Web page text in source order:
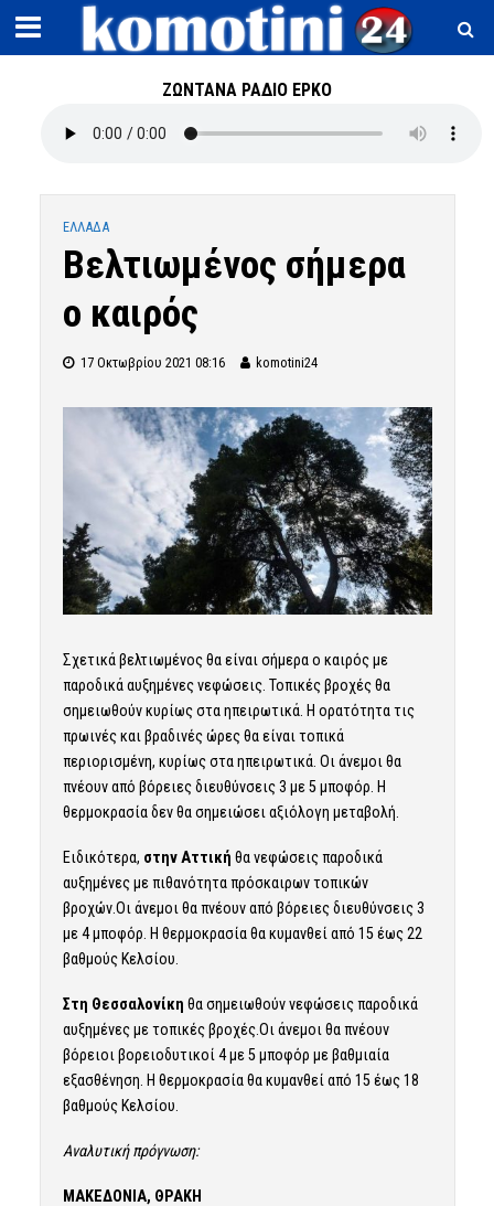
ΖΩΝΤΑΝΑ ΡΑΔΙΟ ΕΡΚΟ
ΕΛΛΑΔΑ
Βελτιωμένος σήμερα
ο καιρός
17 Οκτωβρίου 2021 08:16 komotini24
Σχετικά βελτιωμένος θα είναι σήμερα ο καιρός με
παροδικά αυξημένες νεφώσεις. Τοπικές βροχές θα
σημειωθούν κυρίως στα ηπειρωτικά. Η ορατότητα τις
πρωινές και βραδινές ώρες θα είναι τοπικά
περιορισμένη, κυρίως στα ηπειρωτικά. Οι άνεμοι θα
πνέουν από βόρειες διευθύνσεις 3 με 5 μποφόρ. Η
θερμοκρασία δεν θα σημειώσει αξιόλογη μεταβολή.
Ειδικότερα, στην Αττική θα νεφώσεις παροδικά
αυξημένες με πιθανότητα πρόσκαιρων τοπικών
βροχών.Οι άνεμοι θα πνέουν από βόρειες διευθύνσεις 3
με 4 μποφόρ. Η θερμοκρασία θα κυμανθεί από 15 έως 22
βαθμούς Κελσίου.
Στη Θεσσαλονίκη θα σημειωθούν νεφώσεις παροδικά
αυξημένες με τοπικές βροχές.Οι άνεμοι θα πνέουν
βόρειοι βορειοδυτικοί 4 με 5 μποφόρ με βαθμιαία
εξασθένηση. Η θερμοκρασία θα κυμανθεί από 15 έως 18
βαθμούς Κελσίου.
Αναλυτική πρόγνωση:
ΜΑΚΕΔΟΝΙΑ, ΘΡΑΚΗ